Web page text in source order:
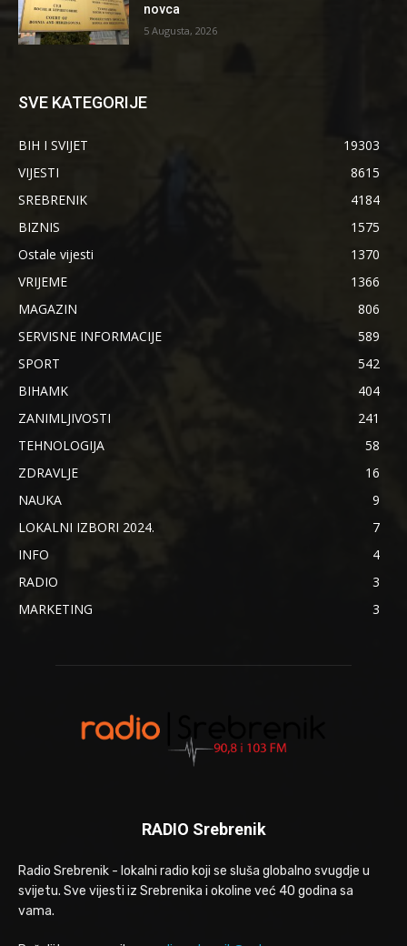
novca
5 Augusta, 2026
SVE KATEGORIJE
BIH I SVIJET
19303
VIJESTI
8615
SREBRENIK
4184
BIZNIS
1575
Ostale vijesti
1370
VRIJEME
1366
MAGAZIN
806
SERVISNE INFORMACIJE
589
SPORT
542
BIHAMK
404
ZANIMLJIVOSTI
241
TEHNOLOGIJA
58
ZDRAVLJE
16
NAUKA
9
LOKALNI IZBORI 2024.
7
INFO
4
RADIO
3
MARKETING
3
RADIO Srebrenik
Radio Srebrenik - lokalni radio koji se sluša globalno svugdje u
svijetu. Sve vijesti iz Srebrenika i okoline već 40 godina sa
vama.